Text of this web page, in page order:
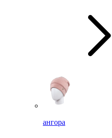
ангора